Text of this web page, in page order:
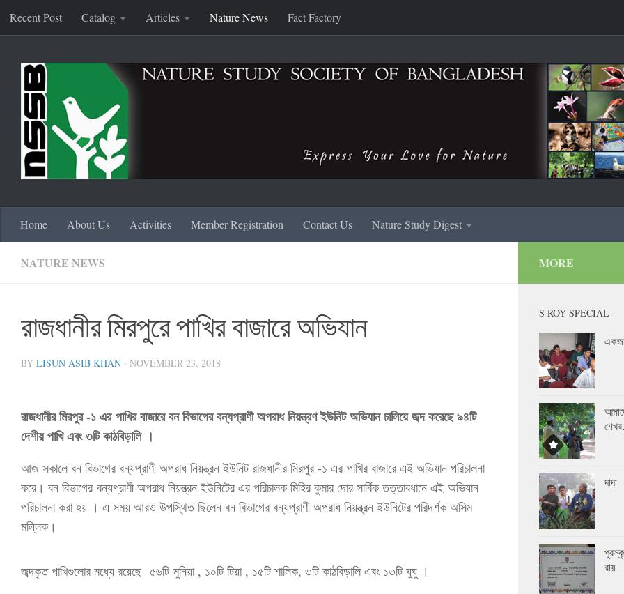
Skip to content
Recent Post Catalog Articles Nature News Fact Factory
Home About Us Activities Member Registration Contact Us Nature Study Digest
NATURE NEWS
রাজধানীর মিরপুরে পাখির বাজারে অভিযান
BY LISUN ASIB KHAN · NOVEMBER 23, 2018
রাজধানীর মিরপুর -১ এর পাখির বাজারে বন বিভাগের বন্যপ্রাণী অপরাধ নিয়ন্ত্রণ ইউনিট অভিযান চালিয়ে জব্দ করেছে ৯৪টি
দেশীয় পাখি এবং ৩টি কাঠবিড়ালি ।
আজ সকালে বন বিভাগের বন্যপ্রাণী অপরাধ নিয়ন্ত্রন ইউনিট রাজধানীর মিরপুর -১ এর পাখির বাজারে এই অভিযান পরিচালনা
করে। বন বিভাগের বন্যপ্রাণী অপরাধ নিয়ন্ত্রন ইউনিটের এর পরিচালক মিহির কুমার দোর সার্বিক তত্তাবধানে এই অভিযান
পরিচালনা করা হয় । এ সময় আরও উপস্থিত ছিলেন বন বিভাগের বন্যপ্রাণী অপরাধ নিয়ন্ত্রন ইউনিটের পরিদর্শক অসিম
মল্লিক।
জব্দকৃত পাখিগুলোর মধ্যে রয়েছে ৫৬টি মুনিয়া , ১০টি টিয়া , ১৫টি শালিক, ৩টি কাঠবিড়ালি এবং ১৩টি ঘুঘু ।
MORE
S ROY SPECIAL
দাদা
রায়